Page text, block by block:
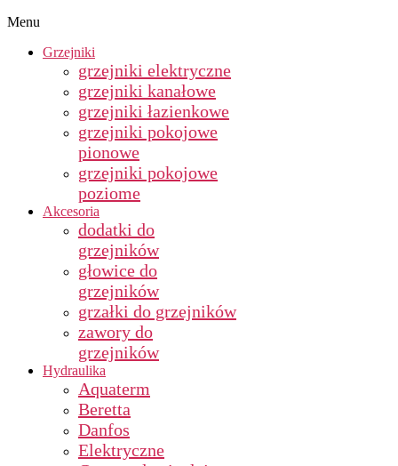
Menu
Grzejniki
grzejniki elektryczne
grzejniki kanałowe
grzejniki łazienkowe
grzejniki pokojowe
pionowe
grzejniki pokojowe
poziome
Akcesoria
dodatki do
grzejników
głowice do
grzejników
grzałki do grzejników
zawory do
grzejników
Hydraulika
Aquaterm
Beretta
Danfos
Elektryczne